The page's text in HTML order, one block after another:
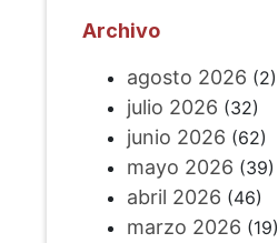
Archivo
agosto 2026 (2)
julio 2026 (32)
junio 2026 (62)
mayo 2026 (39)
abril 2026 (46)
marzo 2026 (19)